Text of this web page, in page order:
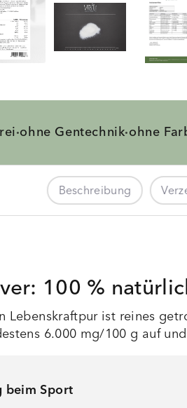
·ohne Gentechnik·ohne
Beschreibung
100 %
Lebenskraftpur ist reines
6.000 mg/100 g auf
beim Sport